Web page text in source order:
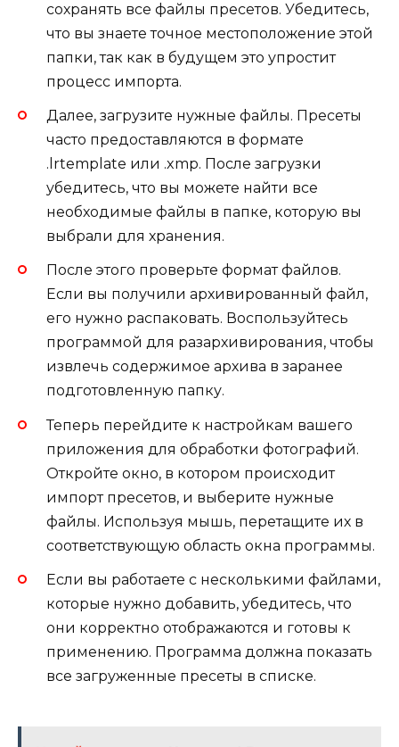
сохранять все файлы пресетов. Убедитесь,
что вы знаете точное местоположение этой
папки, так как в будущем это упростит
процесс импорта.
Далее, загрузите нужные файлы. Пресеты
часто предоставляются в формате
.lrtemplate или .xmp. После загрузки
убедитесь, что вы можете найти все
необходимые файлы в папке, которую вы
выбрали для хранения.
После этого проверьте формат файлов.
Если вы получили архивированный файл,
его нужно распаковать. Воспользуйтесь
программой для разархивирования, чтобы
извлечь содержимое архива в заранее
подготовленную папку.
Теперь перейдите к настройкам вашего
приложения для обработки фотографий.
Откройте окно, в котором происходит
импорт пресетов, и выберите нужные
файлы. Используя мышь, перетащите их в
соответствующую область окна программы.
Если вы работаете с несколькими файлами,
которые нужно добавить, убедитесь, что
они корректно отображаются и готовы к
применению. Программа должна показать
все загруженные пресеты в списке.